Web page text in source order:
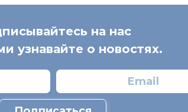
на нас
узнавайте о новостях.